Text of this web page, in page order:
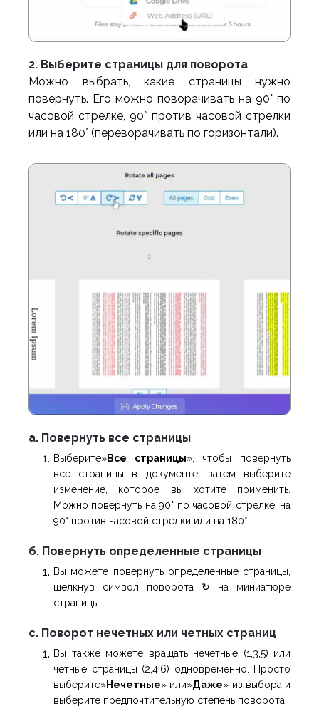
2. Выберите страницы для поворота
Можно выбрать, какие страницы нужно
повернуть. Его можно поворачивать на 90° по
часовой стрелке, 90° против часовой стрелки
или на 180° (переворачивать по горизонтали).
a. Повернуть все страницы
Выберите»Все страницы», чтобы повернуть
все страницы в документе, затем выберите
изменение, которое вы хотите применить.
Можно повернуть на 90° по часовой стрелке, на
90° против часовой стрелки или на 180°
б. Повернуть определенные страницы
Вы можете повернуть определенные страницы,
щелкнув символ поворота ↻ на миниатюре
страницы.
c. Поворот нечетных или четных страниц
Вы также можете вращать нечетные (1,3,5) или
четные страницы (2,4,6) одновременно. Просто
выберите»Нечетные» или»Даже» из выбора и
выберите предпочтительную степень поворота.